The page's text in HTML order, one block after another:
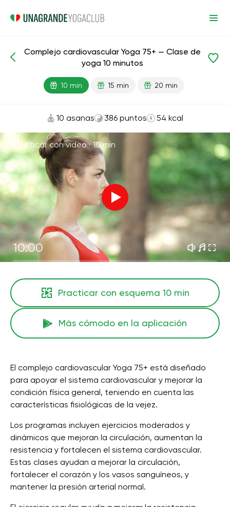
Lecciones preparadas Edad
Complejo cardiovascular Yoga 75+ — Clase de
yoga 10 minutos
10 min 15 min 20 min
10 asanas 386 puntos 54 kcal
Practicar con video ·10 min
10:00
Practicar con esquema 10 min
Más cómodo en la aplicación
El complejo cardiovascular Yoga 75+ está diseñado
para apoyar el sistema cardiovascular y mejorar la
condición física general, teniendo en cuenta las
características fisiológicas de la vejez.
Los programas incluyen ejercicios moderados y
dinámicos que mejoran la circulación, aumentan la
resistencia y fortalecen el sistema cardiovascular.
Estas clases ayudan a mejorar la circulación,
fortalecer el corazón y los vasos sanguíneos, y
mantener la presión arterial normal.